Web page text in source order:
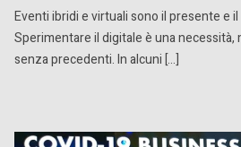
Eventi ibridi e virtuali sono il presente e
Sperimentare il digitale è una
senza precedenti. In alcuni […]